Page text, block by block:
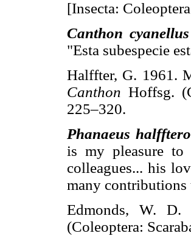
[Insecta:
Canthon
"Esta subespecie
Halffter, G. 1961.
Canthon Hoffsg.
225–320.
Phanaeus
is my pleasure to
colleagues... his
many contributions
Edmonds, W.
(Coleoptera: